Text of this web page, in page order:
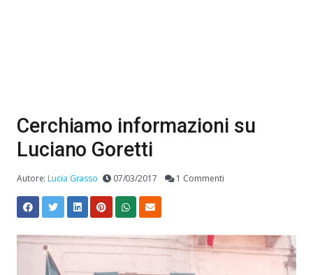
Cerchiamo informazioni su
Luciano Goretti
Autore:Lucia Grasso 07/03/2017 1 Commenti